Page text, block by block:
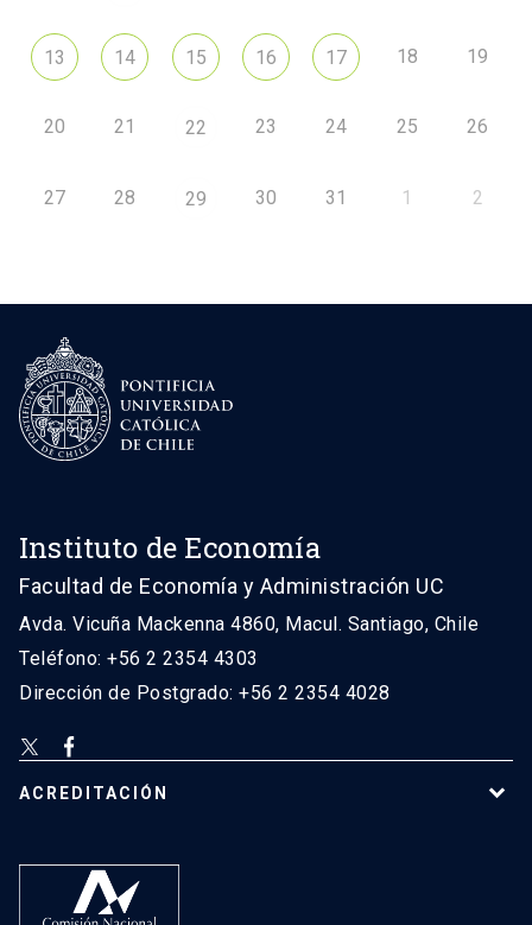
13 14 15 16 17 18 19
20 21 22 23 24 25 26
27 28 29 30 31 1 2
Instituto de Economía
Facultad de Economía y Administración UC
Avda. Vicuña Mackenna 4860, Macul. Santiago, Chile
Teléfono: +56 2 2354 4303
Dirección de Postgrado: +56 2 2354 4028
ACREDITACIÓN